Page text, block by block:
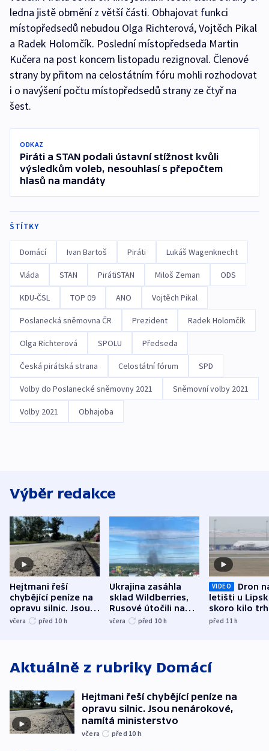
ledna jistě obmění z větší části. Obhajovat funkci
místopředsedů nebudou Olga Richterová, Vojtěch Pikal
a Radek Holomčík. Poslední místopředseda Martin
Kučera na post koncem listopadu rezignoval. Členové
strany by přitom na celostátním fóru mohli rozhodovat
i o navýšení počtu místopředsedů strany ze čtyř na
šest.
ODKAZ
Piráti a STAN podali ústavní stížnost kvůli
výsledkům voleb, nesouhlasí s přepočtem
hlasů na mandáty
ŠTÍTKY
Domácí Ivan Bartoš Piráti Lukáš Wagenknecht
Vláda STAN PirátiSTAN Miloš Zeman ODS
KDU-ČSL TOP 09 ANO Vojtěch Pikal
Poslanecká sněmovna ČR Prezident Radek Holomčík
Olga Richterová SPOLU Předseda
Česká pirátská strana Celostátní fórum SPD
Volby do Poslanecké sněmovny 2021 Sněmovní volby 2021
Volby 2021 Obhajoba
Výběr redakce
Hejtmani řeší
chybějící peníze na
opravu silnic. Jsou
nenárokové, namítá
včera před 10 h
Ukrajina zasáhla
sklad Wildberries,
Rusové útočili na
trh, hasiče či
včera před 10 h
VIDEO
Dron
letišti u
skoro kilo
indicie
před 11h
Aktuálně z rubriky Domácí
Hejtmani řeší chybějící peníze na
opravu silnic. Jsou nenárokové,
namítá ministerstvo
včera před 10 h